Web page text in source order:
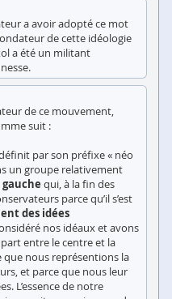
a avoir adopté ce mot
de cette idéologie
a été un militant
de ce mouvement,
suit :
par son préfixe « néo
un groupe relativement
qui, à la fin des
parce qu’il s’est
des idées
nos idéaux et avons
entre le centre et la
que nous représentions la
et parce que nous leur
L’essence de notre